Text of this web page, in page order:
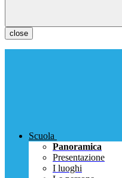
close
Scuola
Panoramica
Presentazione
I luoghi